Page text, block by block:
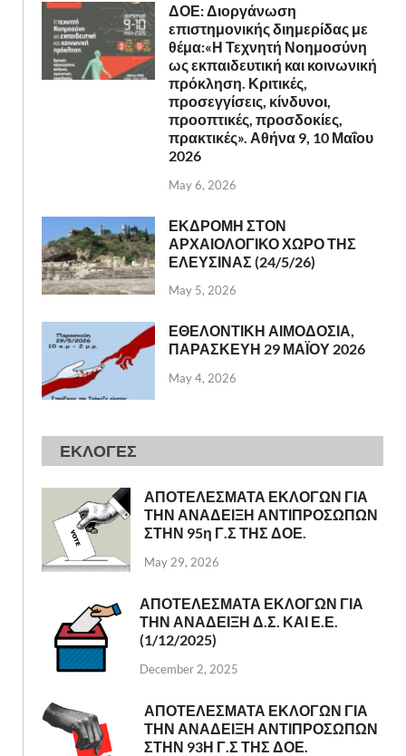
ΔΟΕ: Διοργάνωση
επιστημονικής διημερίδας με
θέμα:«Η Τεχνητή Νοημοσύνη
ως εκπαιδευτική και κοινωνική
πρόκληση. Κριτικές,
προσεγγίσεις, κίνδυνοι,
προοπτικές, προσδοκίες,
πρακτικές». Αθήνα 9, 10 Μαΐου
2026
May 6, 2026
ΕΚΔΡΟΜΗ ΣΤΟΝ
ΑΡΧΑΙΟΛΟΓΙΚΟ ΧΩΡΟ ΤΗΣ
ΕΛΕΥΣΙΝΑΣ (24/5/26)
May 5, 2026
ΕΘΕΛΟΝΤΙΚΗ ΑΙΜΟΔΟΣΙΑ,
ΠΑΡΑΣΚΕΥΗ 29 ΜΑΪΟΥ 2026
May 4, 2026
ΕΚΛΟΓΕΣ
ΑΠΟΤΕΛΕΣΜΑΤΑ ΕΚΛΟΓΩΝ ΓΙΑ
ΤΗΝ ΑΝΑΔΕΙΞΗ ΑΝΤΙΠΡΟΣΩΠΩΝ
ΣΤΗΝ 95η Γ.Σ ΤΗΣ ΔΟΕ.
May 29, 2026
ΑΠΟΤΕΛΕΣΜΑΤΑ ΕΚΛΟΓΩΝ ΓΙΑ
ΤΗΝ ΑΝΑΔΕΙΞΗ Δ.Σ. ΚΑΙ Ε.Ε.
(1/12/2025)
December 2, 2025
ΑΠΟΤΕΛΕΣΜΑΤΑ ΕΚΛΟΓΩΝ ΓΙΑ
ΤΗΝ ΑΝΑΔΕΙΞΗ ΑΝΤΙΠΡΟΣΩΠΩΝ
ΣΤΗΝ 93Η Γ.Σ ΤΗΣ ΔΟΕ.